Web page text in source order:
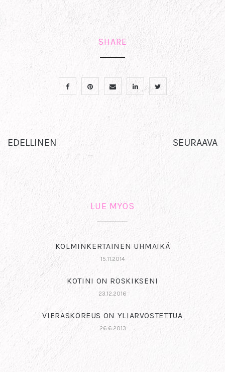
SHARE
EDELLINEN SEURAAVA
LUE MYÖS
KOLMINKERTAINEN UHMAIKÄ
15.11.2014
KOTINI ON ROSKIKSENI
23.12.2016
VIERASKOREUS ON YLIARVOSTETTUA
26.6.2013